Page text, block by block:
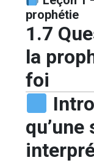
prophétie
1.7
la
foi